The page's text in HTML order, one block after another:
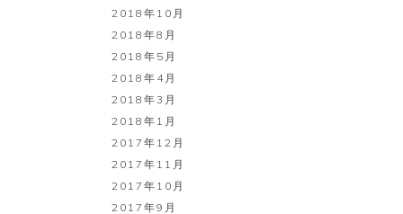
2018年10月
2018年8月
2018年5月
2018年4月
2018年3月
2018年1月
2017年12月
2017年11月
2017年10月
2017年9月